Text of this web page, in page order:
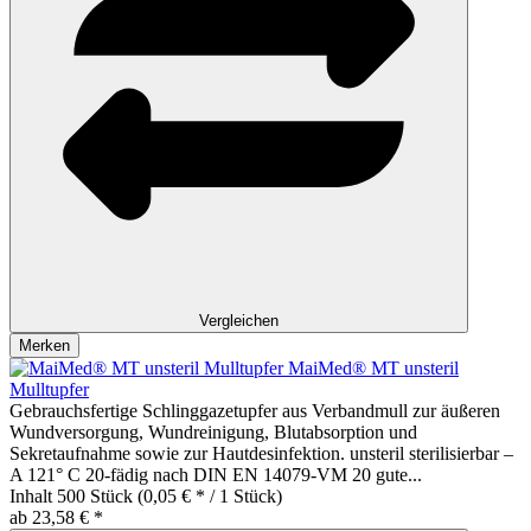
Vergleichen
Merken
MaiMed® MT unsteril
Mulltupfer
Gebrauchsfertige Schlinggazetupfer aus Verbandmull zur äußeren
Wundversorgung, Wundreinigung, Blutabsorption und
Sekretaufnahme sowie zur Hautdesinfektion. unsteril sterilisierbar –
A 121° C 20-fädig nach DIN EN 14079-VM 20 gute...
Inhalt 500 Stück (0,05 € * / 1 Stück)
ab 23,58 € *